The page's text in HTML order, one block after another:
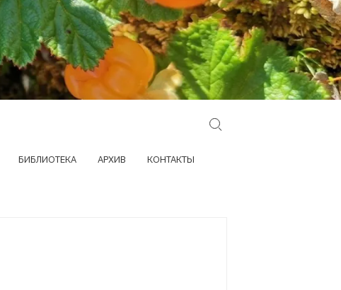
БИБЛИОТЕКА АРХИВ КОНТАКТЫ
Search for: